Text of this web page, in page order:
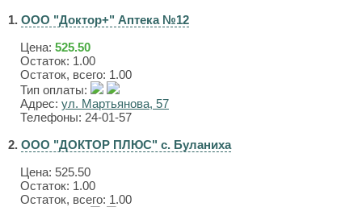
1. ООО "Доктор+" Аптека №12
Цена: 525.50
Остаток: 1.00
Остаток, всего: 1.00
Тип оплаты:
Адрес: ул. Мартьянова, 57
Телефоны: 24-01-57
2. ООО "ДОКТОР ПЛЮС" с. Буланиха
Цена: 525.50
Остаток: 1.00
Остаток, всего: 1.00